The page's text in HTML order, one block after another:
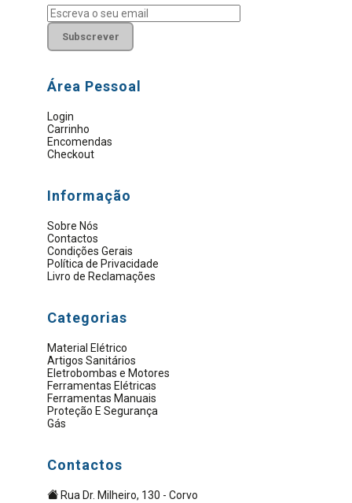
Subscrever
Área Pessoal
Login
Carrinho
Encomendas
Checkout
Informação
Sobre Nós
Contactos
Condições Gerais
Política de Privacidade
Livro de Reclamações
Categorias
Material Elétrico
Artigos Sanitários
Eletrobombas e Motores
Ferramentas Elétricas
Ferramentas Manuais
Proteção E Segurança
Gás
Contactos
Rua Dr. Milheiro, 130 - Corvo